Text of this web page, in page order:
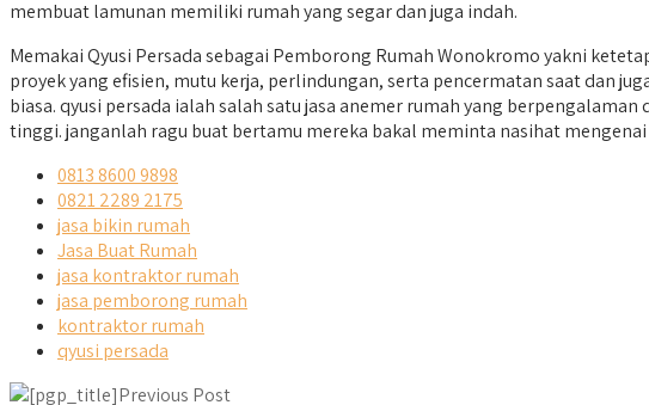
membuat lamunan memiliki rumah yang segar dan juga indah.
Memakai Qyusi Persada sebagai Pemborong Rumah Wonokromo yakni
proyek yang efisien, mutu kerja, perlindungan, serta pencermatan saat dan
biasa. qyusi persada ialah salah satu jasa anemer rumah yang
tinggi. janganlah ragu buat bertamu mereka bakal meminta nasihat mengenai
0813 8600 9898
0821 2289 2175
jasa bikin rumah
Jasa Buat Rumah
jasa kontraktor rumah
jasa pemborong rumah
kontraktor rumah
qyusi persada
Previous Post